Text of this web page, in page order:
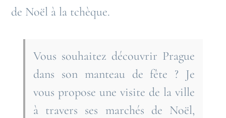
de Noël à la tchèque.
Vous souhaitez découvrir Prague
dans son manteau de fête ? Je
vous propose une visite de la ville
à travers ses marchés de Noël,